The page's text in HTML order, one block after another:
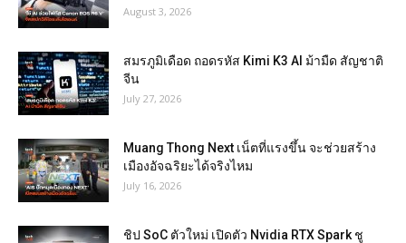
August 3, 2026
สมรภูมิเดือด ถอดรหัส Kimi K3 AI ม้ามืด สัญชาติ
จีน
July 27, 2026
Muang Thong Next เน็ตที่แรงขึ้น จะช่วยสร้าง
เมืองอัจฉริยะได้จริงไหม
July 16, 2026
ชิป SoC ตัวใหม่ เปิดตัว Nvidia RTX Spark ชู